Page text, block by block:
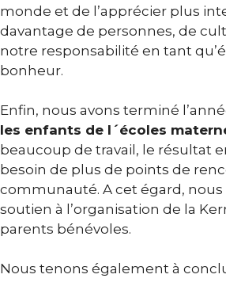
monde et de l’apprécier plus
davantage de personnes, de
notre responsabilité en tant
bonheur.
Enfin, nous avons terminé
les enfants de l´écoles
beaucoup de travail, le résultat
besoin de plus de points de
communauté. A cet égard,
soutien à l’organisation de la
parents bénévoles.
Nous tenons également à